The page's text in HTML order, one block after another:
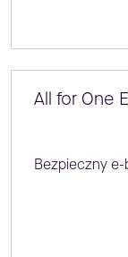
All for One
Bezpieczny e-